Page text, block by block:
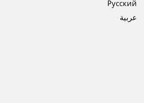
Pусский
عربية